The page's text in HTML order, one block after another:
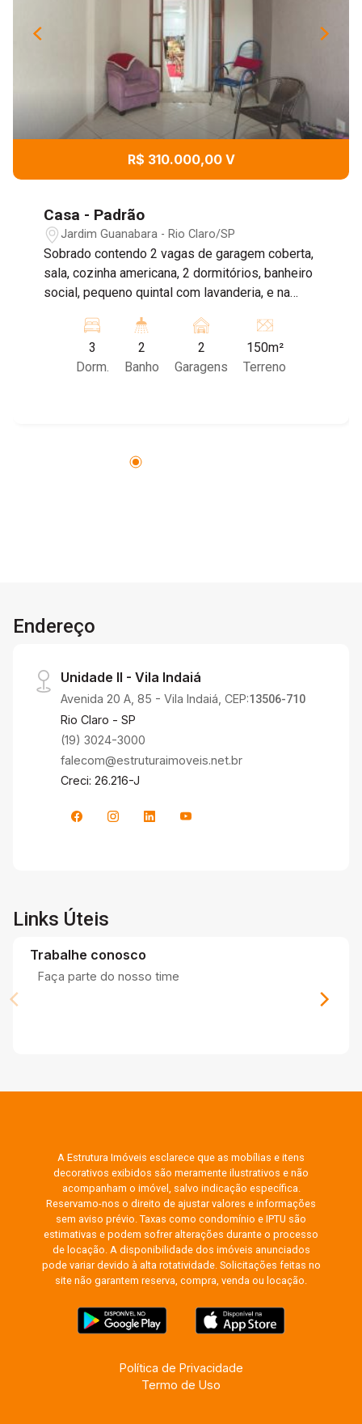
R$ 310.000,00 V
Casa - Padrão
Jardim Guanabara - Rio Claro/SP
Sobrado contendo 2 vagas de garagem coberta,
sala, cozinha americana, 2 dormitórios, banheiro
social, pequeno quintal com lavanderia, e na
cozinha e lavanderia. Agende sua visita!
3
Dorm.
2
Banho
2
Garagens
150m²
Terreno
Endereço
Unidade II - Vila Indaiá
Avenida 20 A, 85 - Vila Indaiá, CEP:13506-710
Rio Claro - SP
(19) 3024-3000
falecom@estruturaimoveis.net.br
Creci: 26.216-J
Links Úteis
Trabalhe conosco
Faça parte do nosso time
A Estrutura Imóveis esclarece que as mobílias e itens
decorativos exibidos são meramente ilustrativos e não
acompanham o imóvel, salvo indicação específica.
Reservamo-nos o direito de ajustar valores e informações
sem aviso prévio. Taxas como condomínio e IPTU são
estimativas e podem sofrer alterações durante o processo
de locação. A disponibilidade dos imóveis anunciados
pode variar devido à alta rotatividade. Solicitações feitas no
site não garantem reserva, compra, venda ou locação.
Política de Privacidade
Termo de Uso